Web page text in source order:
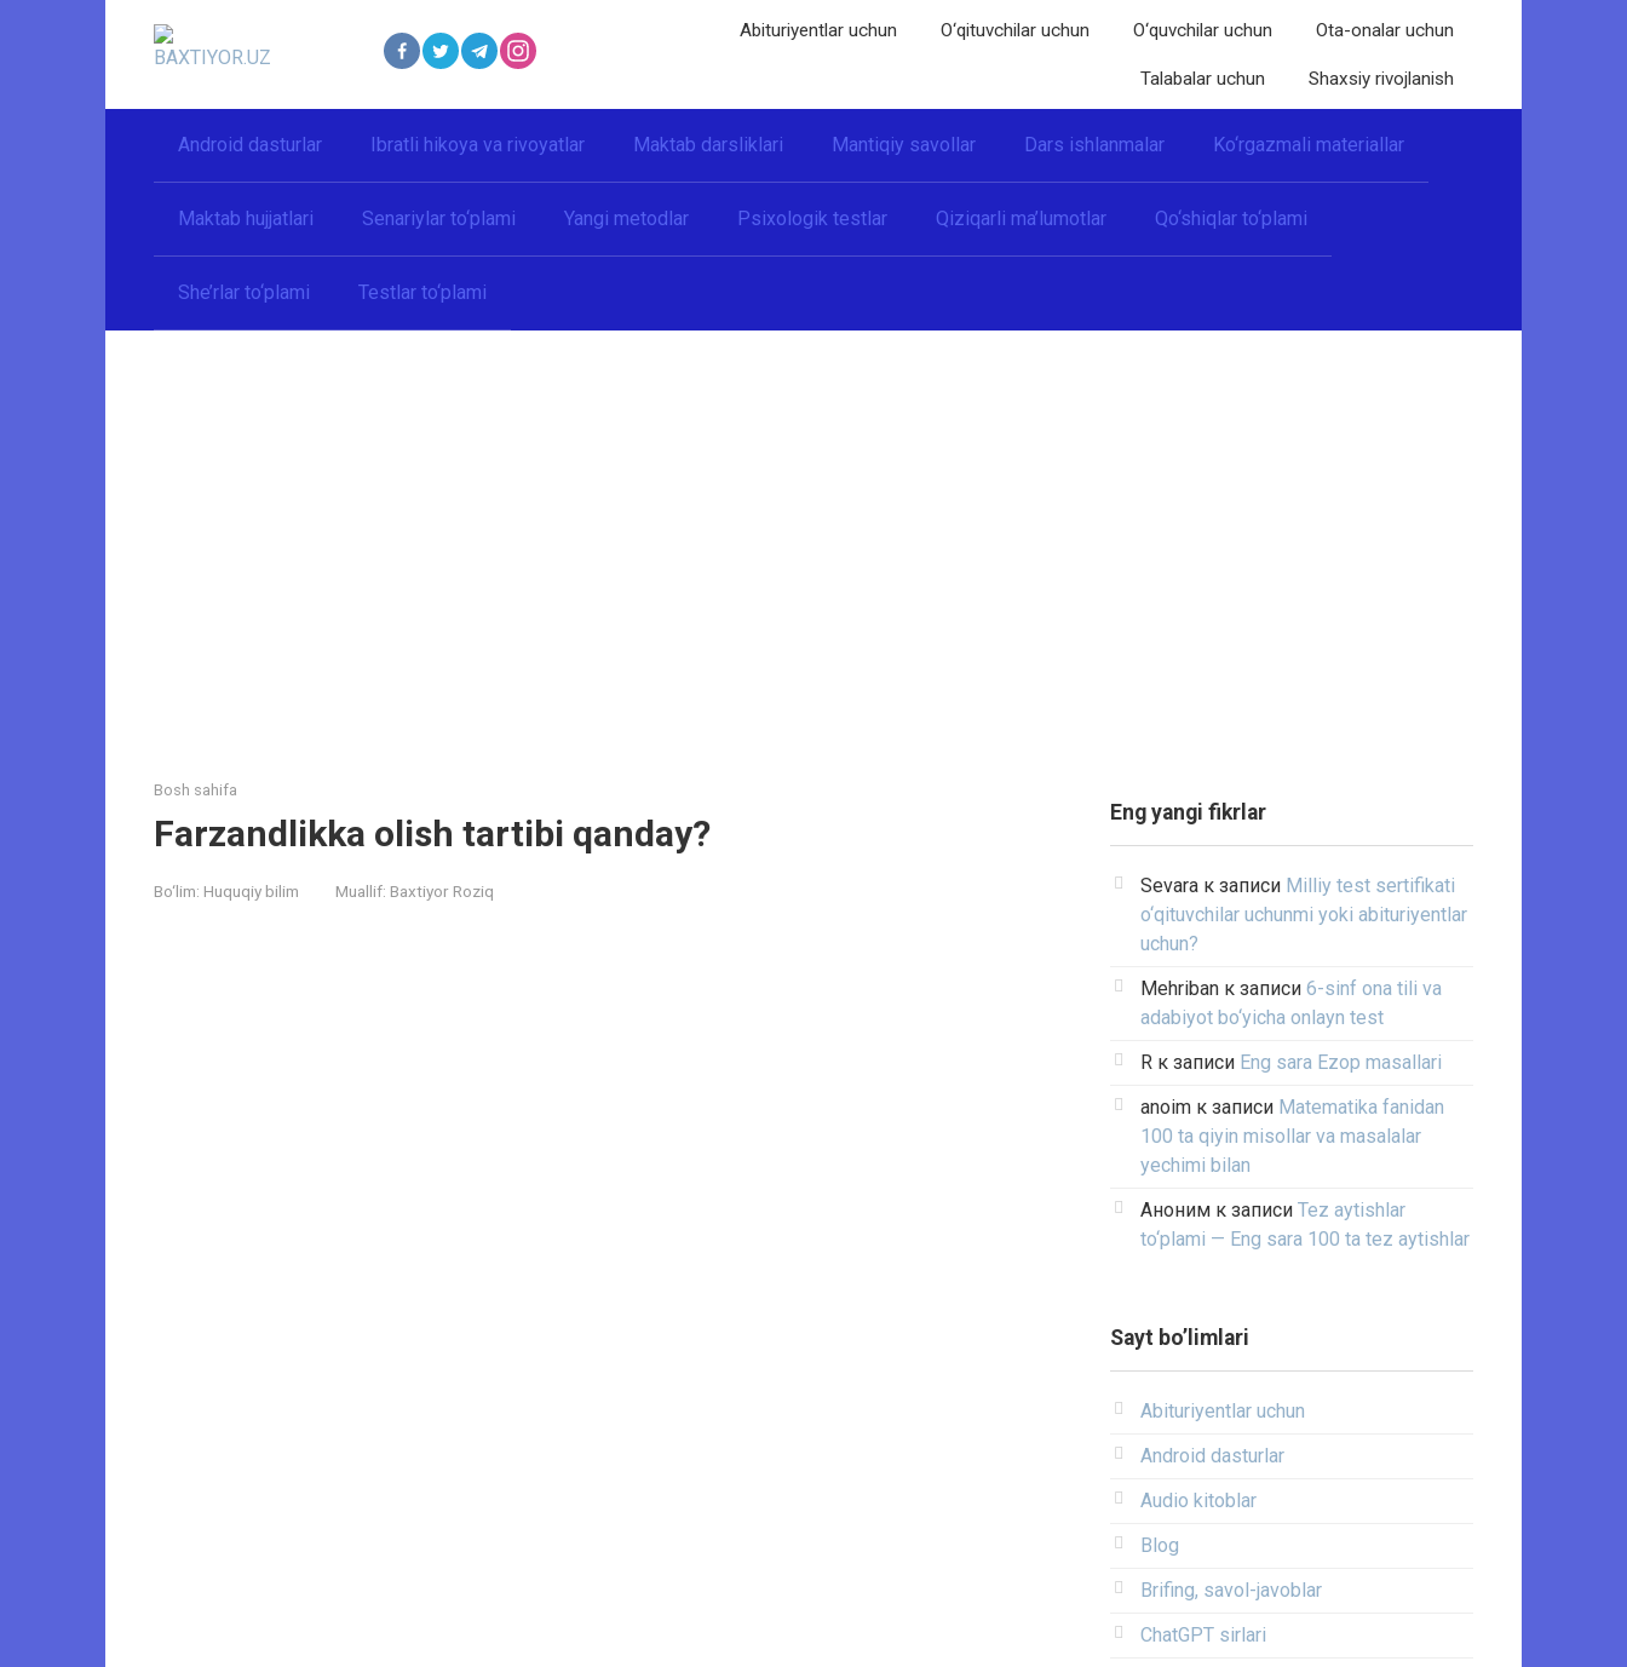
Abituriyentlar uchun O‘qituvchilar uchun O‘quvchilar uchun Ota-onalar uchun
Talabalar uchun Shaxsiy rivojlanish
Android dasturlar Ibratli hikoya va rivoyatlar Maktab darsliklari Mantiqiy savollar Dars ishlanmalar Ko‘rgazmali materiallar
Maktab hujjatlari Senariylar to‘plami Yangi metodlar Psixologik testlar Qiziqarli ma’lumotlar Qo‘shiqlar to‘plami
She’rlar to‘plami Testlar to‘plami
Bosh sahifa
Farzandlikka olish tartibi qanday?
Bo‘lim: Huquqiy bilim Muallif: Baxtiyor Roziq
Eng yangi fikrlar
Sevara к записи Milliy test sertifikati
o‘qituvchilar uchunmi yoki abituriyentlar
uchun?
Mehriban к записи 6-sinf ona tili va
adabiyot bo‘yicha onlayn test
R к записи Eng sara Ezop masallari
anoim к записи Matematika fanidan
100 ta qiyin misollar va masalalar
yechimi bilan
Аноним к записи Tez aytishlar
to‘plami — Eng sara 100 ta tez aytishlar
Sayt bo’limlari
Abituriyentlar uchun
Android dasturlar
Audio kitoblar
Blog
Brifing, savol-javoblar
ChatGPT sirlari